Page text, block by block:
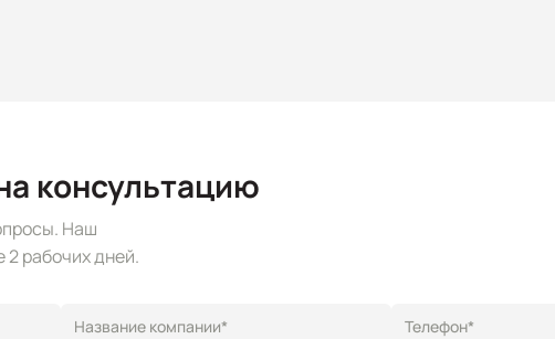
консультацию
Наш
2 рабочих дней.
Название компании* Телефон*